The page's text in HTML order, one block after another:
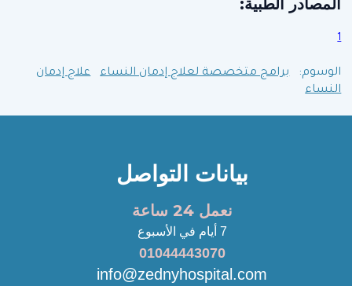
المصادر الطبية:
1
الوسوم: برامج متخصصة لعلاج إدمان النساء
علاج إدمان
النساء
بيانات التواصل
نعمل 24 ساعة
7 أيام في الأسبوع
01044443070
info@zednyhospital.com